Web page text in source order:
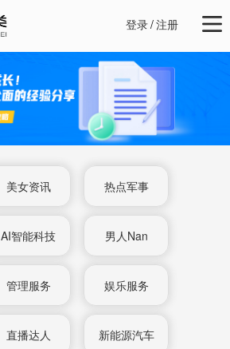
登录/注册
美女资讯 热点军事
AI智能科技 男人Nan
管理服务 娱乐服务
直播达人 新能源汽车